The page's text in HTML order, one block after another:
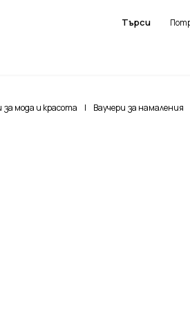
Търси
мода и красота | Ваучери за намаления